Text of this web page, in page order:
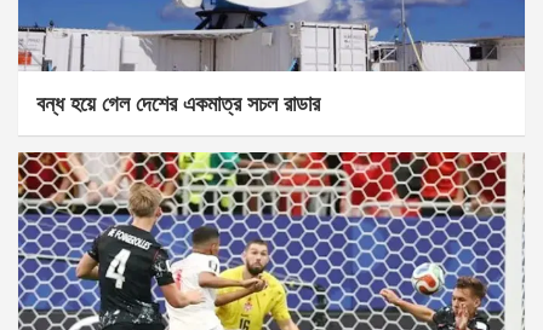
বন্ধ হয়ে গেল দেশের একমাত্র সচল রাডার